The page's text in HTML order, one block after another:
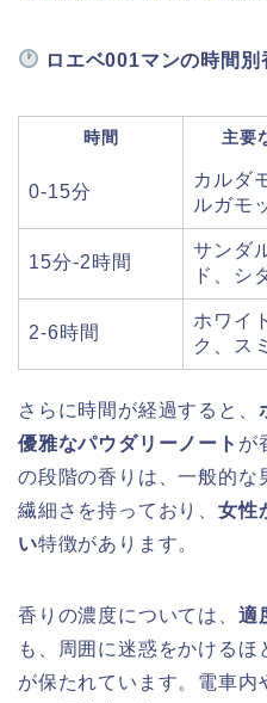
ロエベ001マンの時間別
時間 主要
0-15分
カルダ
ルガモ
15分-2時間
サンダ
ド、シ
2-6時間
ホワイ
ク、ス
さらに時間が経過すると、
優雅なパウダリーノート が
の段階の香りは、一般的な
繊細さを持っており、 女性
い特徴があります。
香りの濃度については、 適
も、周囲に迷惑をかけるほ
が保たれています。電車内